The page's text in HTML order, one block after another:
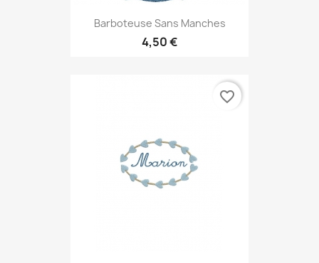
Barboteuse Sans Manches
4,50 €
favorite_border